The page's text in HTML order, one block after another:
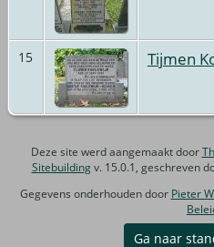
15 Tijmen
Deze site werd aangemaakt door
Sitebuildingv. 15.0.1, geschreven
Gegevens onderhouden door Pieter
Ga naar